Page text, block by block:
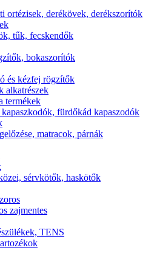
ortézisek, derékövek, derékszorítók
tűk, fecskendők
bokaszorítók
és kézfej rögzítők
alkatrészek
termékek
fürdőkád kapaszodók
matracok, párnák
sérvkötők, haskötők
zajmentes
TENS